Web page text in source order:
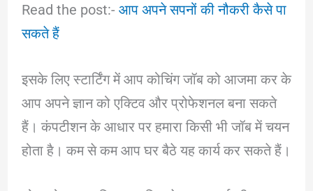
Read the post:- आप अपने सपनों की नौकरी कैसे पा
सकते हैं
इसके लिए स्टार्टिंग में आप कोचिंग जॉब को आजमा कर के
आप अपने ज्ञान को एक्टिव और प्रोफेशनल बना सकते
हैं। कंपटीशन के आधार पर हमारा किसी भी जॉब में चयन
होता है। कम से कम आप घर बैठे यह कार्य कर सकते हैं।